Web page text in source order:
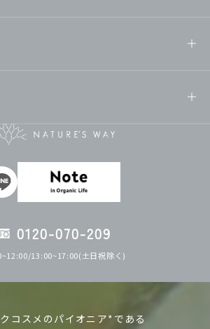
0120-070-209
13:00~17:00(土日祝除く)
コスメのパイオニア*である